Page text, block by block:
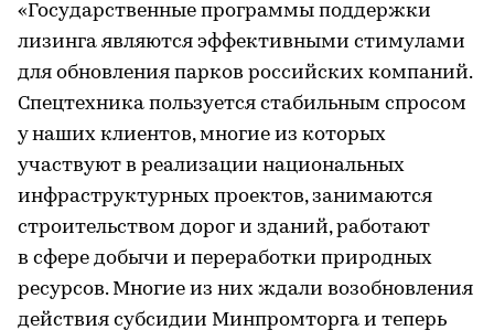
«Государственные программы поддержки
лизинга являются эффективными стимулами
для обновления парков российских компаний.
Спецтехника пользуется стабильным спросом
у наших клиентов, многие из которых
участвуют в реализации национальных
инфраструктурных проектов, занимаются
строительством дорог и зданий, работают
в сфере добычи и переработки природных
ресурсов. Многие из них ждали возобновления
действия субсидии Минпромторга и теперь